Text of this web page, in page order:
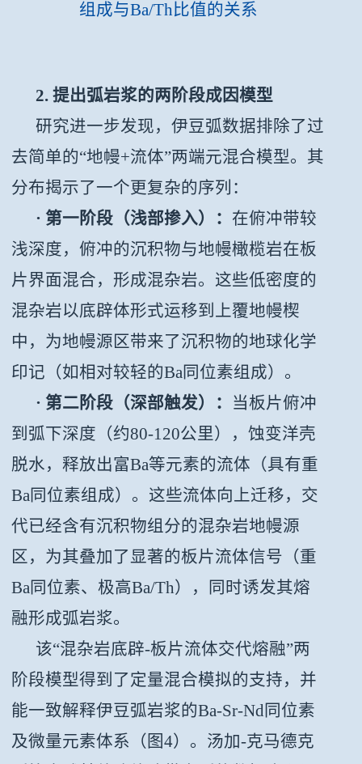
组成与Ba/Th比值的关系
2. 提出弧岩浆的两阶段成因模型
研究进一步发现，伊豆弧数据排除了过
去简单的“地幔+流体”两端元混合模型。其
分布揭示了一个更复杂的序列：
· 第一阶段（浅部掺入）： 在俯冲带较
浅深度，俯冲的沉积物与地幔橄榄岩在板
片界面混合，形成混杂岩。这些低密度的
混杂岩以底辟体形式运移到上覆地幔楔
中，为地幔源区带来了沉积物的地球化学
印记（如相对较轻的Ba同位素组成）。
· 第二阶段（深部触发）： 当板片俯冲
到弧下深度（约80-120公里），蚀变洋壳
脱水，释放出富Ba等元素的流体（具有重
Ba同位素组成）。这些流体向上迁移，交
代已经含有沉积物组分的混杂岩地幔源
区，为其叠加了显著的板片流体信号（重
Ba同位素、极高Ba/Th），同时诱发其熔
融形成弧岩浆。
该“混杂岩底辟-板片流体交代熔融”两
阶段模型得到了定量混合模拟的支持，并
能一致解释伊豆弧岩浆的Ba-Sr-Nd同位素
及微量元素体系（ 图4）。汤加-克马德克